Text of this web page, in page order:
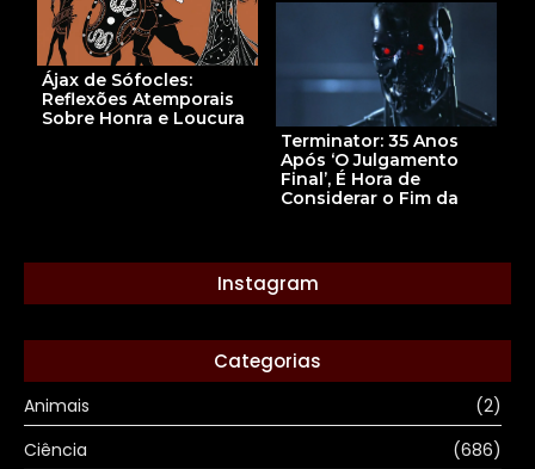
Ájax de Sófocles:
Reflexões Atemporais
Sobre Honra e Loucura
Terminator: 35 Anos
Após ‘O Julgamento
Final’, É Hora de
Considerar o Fim da
Instagram
Categorias
Animais
(2)
Ciência
(686)